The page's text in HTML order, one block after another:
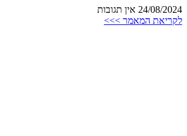
24/08/2024 אין תגובות
לקריאת המאמר >>>